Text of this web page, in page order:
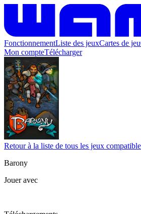
FonctionnementListe des jeuxCartes de jeu
Mon compteTélécharger
Retour à la liste de tous les jeux
Barony
Jouer avec